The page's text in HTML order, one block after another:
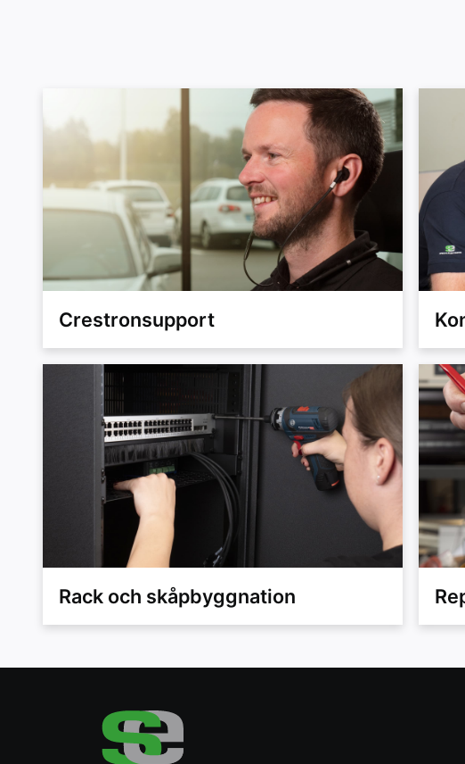
Crestronsupport
Rack och skåpbyggnation